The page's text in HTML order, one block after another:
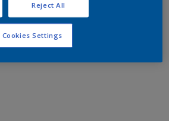
Reject All
Cookies Settings